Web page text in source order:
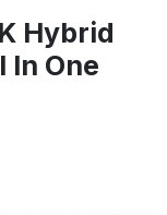
Hybrid
In One